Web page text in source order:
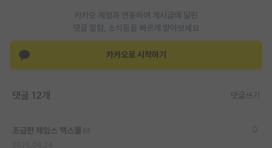
카카오 계정과 연동하여 게시글에 달린
댓글 알람, 소식등을 빠르게 받아보세요
카카오로 시작하기
댓글 12개 댓글쓰기
조급한 제임스 맥스웰